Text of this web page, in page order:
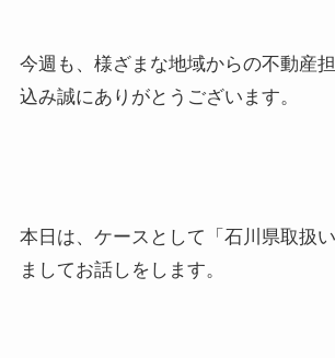
今週も、様ざまな地域からの不動産
込み誠にありがとうございます。
本日は、ケースとして「石川県取扱
ましてお話しをします。